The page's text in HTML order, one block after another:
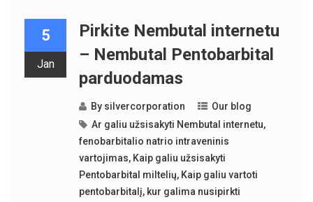
5
Jan
Pirkite Nembutal internetu
– Nembutal Pentobarbital
parduodamas
By silvercorporation
Our blog
Ar galiu užsisakyti Nembutal internetu,
fenobarbitalio natrio intraveninis
vartojimas, Kaip galiu užsisakyti
Pentobarbital miltelių, Kaip galiu vartoti
pentobarbitalį, kur galima nusipirkti